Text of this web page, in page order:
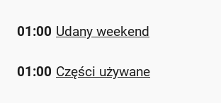
01:00 Udany weekend
01:00 Części używane